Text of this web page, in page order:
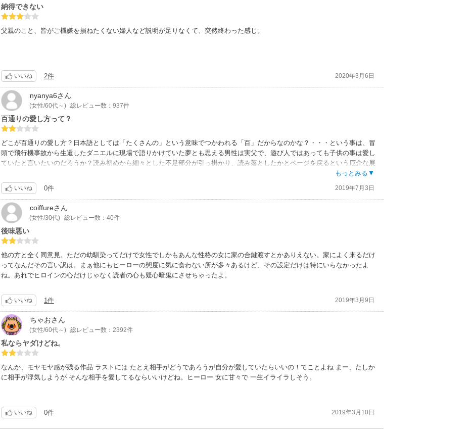
納得できない
父親のこと、皆がご機嫌を損ねたくない婦人など説明が足りなくて、突然終わった感じ。
いいね 2件 2020年3月6日
nyanya6さん
(女性/60代～) 総レビュー数：937件
百通りの愛し方って？
どこが百通りの愛し方？日本語としては「たくさんの」という意味でつかわれる「百」だからなのかな？・・・という事は、冒
頭で飛行機事故から生還したダニエルに現場で語りかけていた夢とも思える男性は実父で、遊び人ではあっても子供の事は愛し
ていたと言いたいのだろうか？読み初めから細々とした不足部分が引っ掛かり、読み落としたかとページを戻るという厄介な展
開だ。肝心のＤＮＡ鑑定は無し？ダニエルは父親の事を知りたがっていない？聞いてもかわされているので重要ではない？ダニ
エルはバレエダンサーなの？生活が苦しかったのに母親はダニエルにバレエのレッスンをさせていたの？ランドとロクサーヌの
関係は本当に幼馴染なだけ？とても小さな問題提起がそこそこにあるのに、その答えが皆無。また、展開がアッサリしていて重
点を置くべきものが見当たらない。「愛し方」を説きたいのでしょうから このタイトルなのでしょう？それなら登場人物の全
てがどんな風に誰と向き合って「愛し方」を説くのか読ませるべきなのではないのか？ガッカリです。ダニエルがランドに惹か
れていくのは吊り橋効果に他ならないし、祖父の入院がダニエルの進退に影響を与える事も取って付けた展開に思えてきて興ざ
めです。
もっとみる▼
いいね 0件 2019年7月3日
coiffureさん
(女性/30代) 総レビュー数：40件
後味悪い
他の方と全く同意見。ただの幼馴染ってだけで女性でしかもあんな性格の女に家の合鍵渡すとかありえない。家によく来るだけ
ってなんだその言い訳は。まぁ他にもヒーローの態度に気に食わない所が多々あるけど、その設定だけは特にいらなかったよ
ね。あれでヒロインの心だけじゃなく読者の心も疑心暗鬼にさせちゃったよ。
いいね 1件 2019年3月9日
ちゃおさん
(女性/60代～) 総レビュー数：2392件
私ならヤダけどね。
なんか、モヤモヤ感が残る作品 ラストには たとえ相手がどうであろうが自分が愛していたらいいの！てことよね まー、たしか
に相手が浮気しようが そんな相手を愛してるならいいけどね。ヒーロー 女に甘々で 一生イライラしそう。
いいね 0件 2019年3月10日